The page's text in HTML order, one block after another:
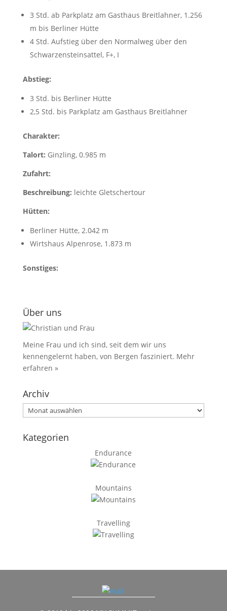
3 Std. ab Parkplatz am Gasthaus Breitlahner, 1.256
m bis Berliner Hütte
4 Std. Aufstieg über den Normalweg über den
Schwarzensteinsattel, F+, I
Abstieg:
3 Std. bis Berliner Hütte
2,5 Std. bis Parkplatz am Gasthaus Breitlahner
Charakter:
Talort: Ginzling, 0.985 m
Zufahrt:
Beschreibung: leichte Gletschertour
Hütten:
Berliner Hütte, 2.042 m
Wirtshaus Alpenrose, 1.873 m
Sonstiges:
Über uns
Meine Frau und ich sind, seit dem wir uns
kennengelernt haben, von Bergen fasziniert. Mehr
erfahren »
Archiv
Archiv
Kategorien
Endurance
Mountains
Travelling